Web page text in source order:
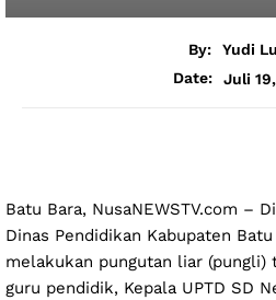
By:
Yudi
Date:
Juli
Batu Bara, NusaNEWSTV.com –
Dinas Pendidikan Kabupaten
melakukan pungutan liar (pungli)
guru pendidik, Kepala UPTD SD